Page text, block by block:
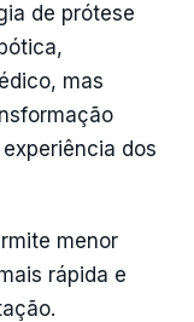
de prótese
mas
dos
menor
rápida e